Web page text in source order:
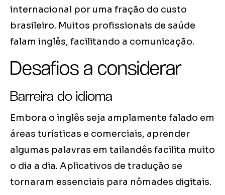
internacional por uma fração do custo
brasileiro. Muitos profissionais de saúde
falam inglês, facilitando a comunicação.
Desafios a considerar
Barreira do idioma
Embora o inglês seja amplamente falado em
áreas turísticas e comerciais, aprender
algumas palavras em tailandês facilita muito
o dia a dia. Aplicativos de tradução se
tornaram essenciais para nômades digitais.